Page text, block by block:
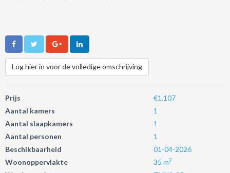
Log hier in voor de volledige omschrijving
Prijs
€1.107
Aantal kamers
1
Aantal slaapkamers
1
Aantal personen
1
Beschikbaarheid
01-04-2026
Woonoppervlakte
35 m2